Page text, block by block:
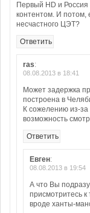
Первый HD и Россия
контентом. И потом,
несчастного ЦЭТ?
Ответить
ras:
08.08.2013 в 18:41
Может задержка
построена в
К сожелению из-за
возможность
Ответить
Евген:
08.08.2013 в 19:54
А что Вы
присмотритесь к
вроде ханты-